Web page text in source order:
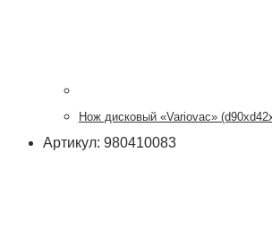
Нож дисковый «Variovac»
Артикул: 980410083